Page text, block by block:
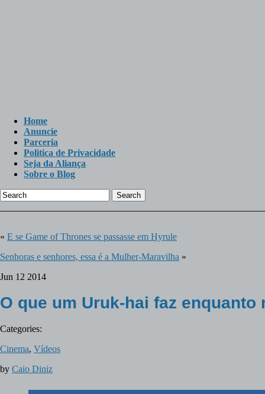
Home
Anuncie
Parceria
Politica de Privacidade
Seja da Aliança
Sobre o Blog
Search
« E se Game of Thrones se passasse em Hyrule
Senhoras e senhores, essa é a Mulher-Maravilha »
Jun 12 2014
O que um Uruk-hai faz
Categories:
Cinema, Vídeos
by Caio Diniz